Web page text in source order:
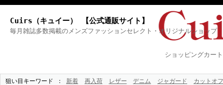
Cuirs（キュイー） 【公式通販サイト】
毎月雑誌多数掲載のメンズファッションセレクト・オリジナルショップ
ショッピングカート
狙い目キーワード 新着 再入荷 レザー デニム ジャガード カットオフ